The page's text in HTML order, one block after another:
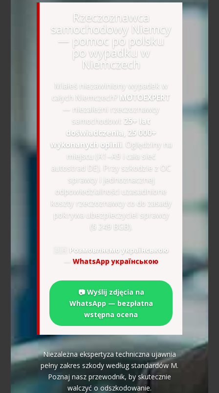
Rzeczoznawca
samochodowy Niemcy
— pomoc po polsku
po wypadku w
Niemczech
Miałeś niezawiniony wypadek w
całych Niemczech? MOTOEXPERT
— niezależni rzeczoznawcy
samochodowi: 25+ lat
doświadczenia, 25 000+
wykonanych opinii . Oględziny na
miejscu (A1–A9 i cała sieć
autostrad DE). Przy szkodzie z OC
sprawcy i jednoznacznej
odpowiedzialności uzasadnione
koszty rzeczoznawcy co do zasady
pokrywa ubezpieczyciel sprawcy
(§ 249 BGB).
🇺🇦 Розмовляємо українською
— WhatsApp українською
📷 Wyślij zdjęcia na
WhatsApp — bezpłatna
wstępna ocena
Niezależna ekspertyza techniczna ujawnia
pełny zakres szkody według standardów M.
Poznaj nasz przewodnik, by skutecznie
walczyć o odszkodowanie.